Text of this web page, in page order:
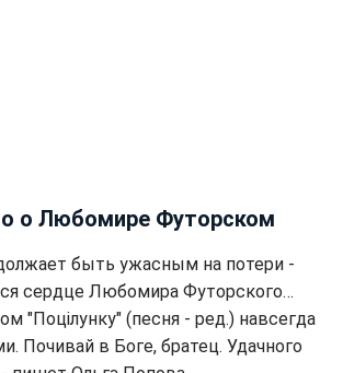
о Любомире Футорском
быть ужасным на потери -
сердце Любомира Футорского…
"Поцілунку" (песня - ред.) навсегда
Почивай в Боге, братец. Удачного